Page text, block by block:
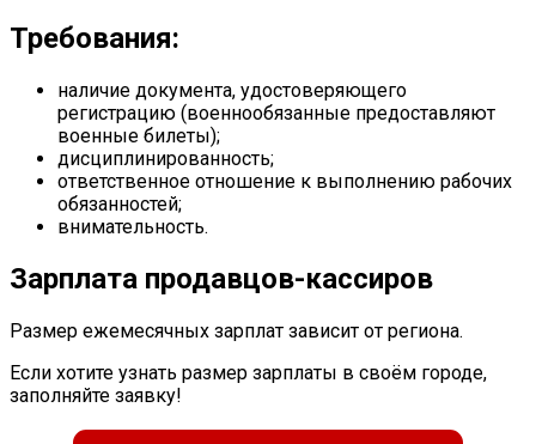
Требования:
наличие документа, удостоверяющего
регистрацию (военнообязанные предоставляют
военные билеты);
дисциплинированность;
ответственное отношение к выполнению рабочих
обязанностей;
внимательность.
Зарплата продавцов-кассиров
Размер ежемесячных зарплат зависит от региона.
Если хотите узнать размер зарплаты в своём городе,
заполняйте заявку!